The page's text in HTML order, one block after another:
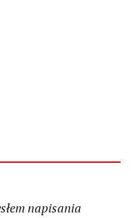
napisania